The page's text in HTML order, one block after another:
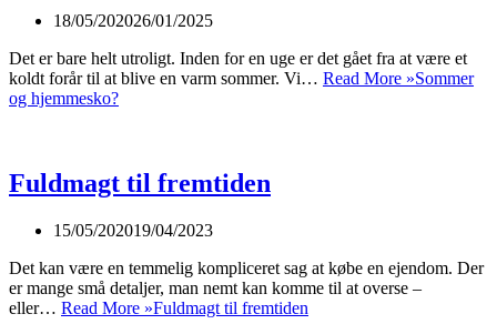
18/05/202026/01/2025
Det er bare helt utroligt. Inden for en uge er det gået fra at være et
koldt forår til at blive en varm sommer. Vi… Read More »Sommer
og hjemmesko?
Fuldmagt til fremtiden
15/05/202019/04/2023
Det kan være en temmelig kompliceret sag at købe en ejendom. Der
er mange små detaljer, man nemt kan komme til at overse –
eller… Read More »Fuldmagt til fremtiden